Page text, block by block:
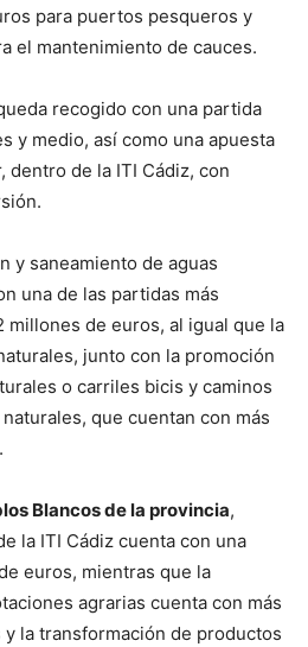
para puertos pesqueros y
el mantenimiento de cauces.
recogido con una partida
y medio, así como una apuesta
dentro de la ITI Cádiz, con
y saneamiento de aguas
una de las partidas más
millones de euros, al igual que la
junto con la promoción
o carriles bicis y caminos
que cuentan con más
Blancos de la provincia,
la ITI Cádiz cuenta con una
euros, mientras que la
agrarias cuenta con más
la transformación de productos